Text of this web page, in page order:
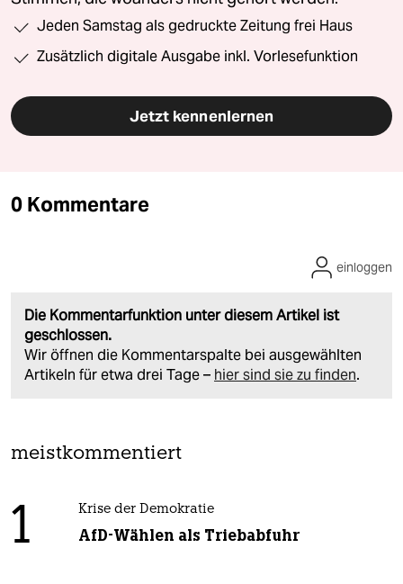
Jeden Samstag als gedruckte Zeitung frei Haus
Zusätzlich digitale Ausgabe inkl. Vorlesefunktion
Jetzt kennenlernen
0 Kommentare
Die Kommentarfunktion unter diesem Artikel ist
geschlossen.
Wir öffnen die Kommentarspalte bei ausgewählten
Artikeln für etwa drei Tage – hier sind sie zu finden.
einloggen
meistkommentiert
1 Krise der Demokratie
AfD-Wählen als Triebabfuhr